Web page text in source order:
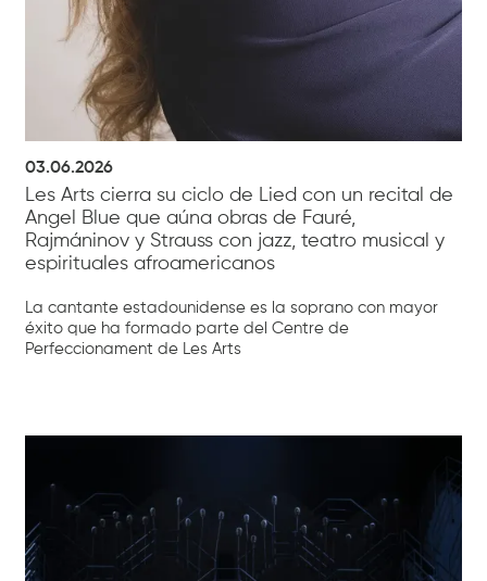
03.06.2026
Les Arts cierra su ciclo de Lied con un recital de
Angel Blue que aúna obras de Fauré,
Rajmáninov y Strauss con jazz, teatro musical y
espirituales afroamericanos
La cantante estadounidense es la soprano con mayor
éxito que ha formado parte del Centre de
Perfeccionament de Les Arts